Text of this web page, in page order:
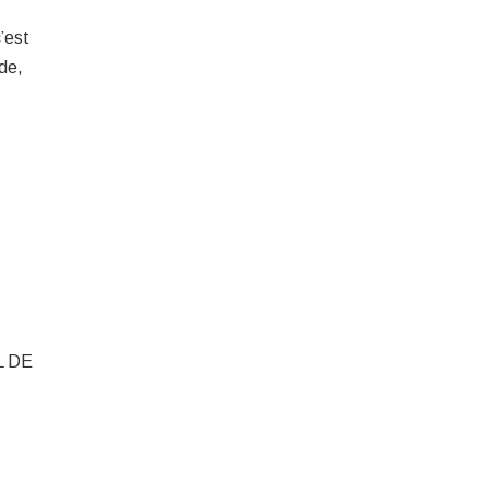
DE